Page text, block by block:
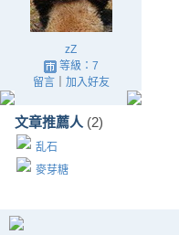
zZ
等級：7
留言｜ 加入好友
文章推薦人 (2)
乱石
麥芽糖